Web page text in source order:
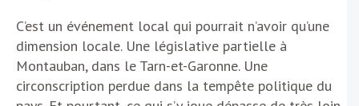
C’est un événement local qui pourrait n’avoir qu’une
dimension locale. Une législative partielle à
Montauban, dans le Tarn-et-Garonne. Une
circonscription perdue dans la tempête politique du